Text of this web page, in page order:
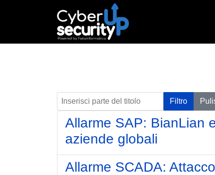
Inserisci parte del titolo Filtro
Allarme SAP: BianLian
aziende globali
Allarme SCADA: